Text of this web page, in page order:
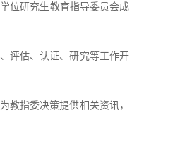
位研究生教育指导委员会成
评估、认证、研究等工作开
教指委决策提供相关资讯，